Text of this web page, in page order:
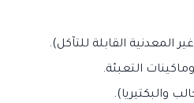
المعدنية القابلة للتآكل).
التعبئة.
والبكتيريا).